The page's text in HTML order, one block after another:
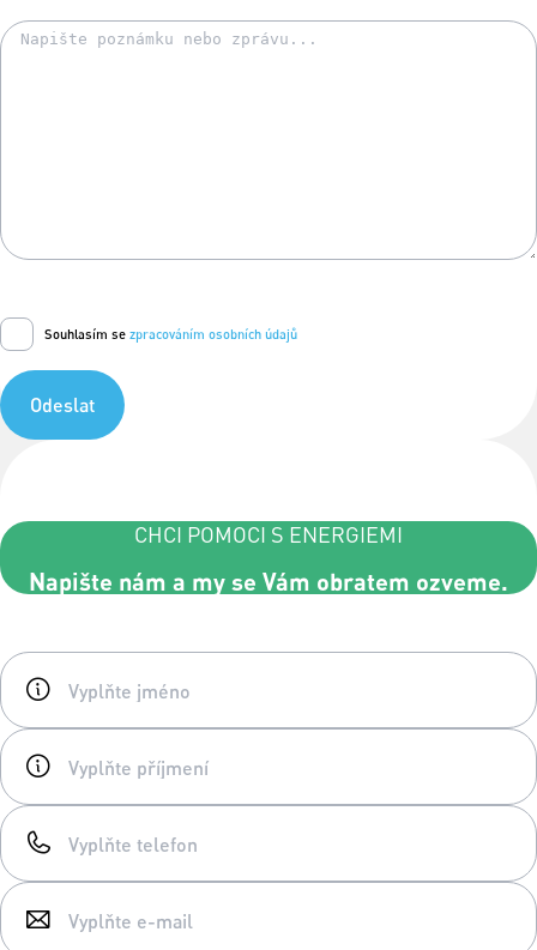
Souhlasím se zpracováním osobních údajů
Odeslat
CHCI POMOCI S ENERGIEMI
Napište nám a my se Vám obratem ozveme.